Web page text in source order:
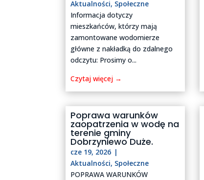
Aktualności, Społeczne
Informacja dotyczy
mieszkańców, którzy mają
zamontowane wodomierze
główne z nakładką do zdalnego
odczytu: Prosimy o...
Czytaj więcej →
Poprawa warunków
zaopatrzenia w wodę na
terenie gminy
Dobrzyniewo Duże.
cze 19, 2026 |
Aktualności, Społeczne
POPRAWA WARUNKÓW